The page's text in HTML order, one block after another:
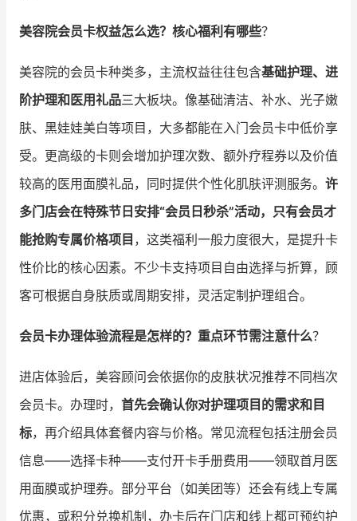
私域课程 新零售内参
增长俱乐部
增长俱乐部 有赞商盟
合作共进
入驻有赞 认证代理商
有赞云 数据通服务
美容院会员卡权益怎么选？核心福利有哪些？
美容院的会员卡种类多，主流权益往往包含基础护理、进
阶护理和医用礼品三大板块。像基础清洁、补水、光子嫩
肤、黑娃娃美白等项目，大多都能在入门会员卡中低价享
受。更高级的卡则会增加护理次数、额外疗程券以及价值
较高的医用面膜礼品，同时提供个性化肌肤评测服务。 许
多门店会在特殊节日安排“会员日秒杀”活动，只有会员才
能抢购专属价格项目 ，这类福利一般力度很大，是提升卡
性价比的核心因素。不少卡支持项目自由选择与折算，顾
客可根据自身肤质或周期安排，灵活定制护理组合。
会员卡办理体验流程是怎样的？重点环节需注意什么？
进店体验后，美容顾问会依据你的皮肤状况推荐不同档次
会员卡。办理时， 首先会确认你对护理项目的需求和目
标，再介绍具体套餐内容与价格。常见流程包括注册会员
信息——选择卡种——支付开卡手册费用——领取首月医
用面膜或护理券。部分平台（如美团等）还会有线上专属
优惠，或积分兑换机制，办卡后在门店和线上都可预约护